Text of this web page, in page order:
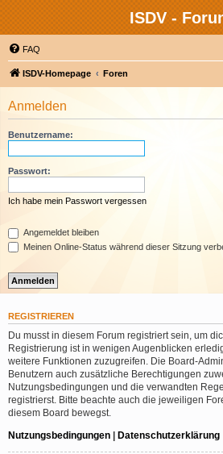
ISDV -
FAQ
ISDV-Homepage Foren
Anmelden
Benutzername:
Passwort:
Ich habe mein Passwort vergessen
Angemeldet bleiben
Meinen Online-Status während dieser Sitzung
REGISTRIEREN
Du musst in diesem Forum registriert sein, um
Registrierung ist in wenigen Augenblicken
weitere Funktionen zuzugreifen. Die Board-
Benutzern auch zusätzliche Berechtigungen
Nutzungsbedingungen und die verwandten
registrierst. Bitte beachte auch die jeweiligen
diesem Board bewegst.
Nutzungsbedingungen | Datenschutzerklärung